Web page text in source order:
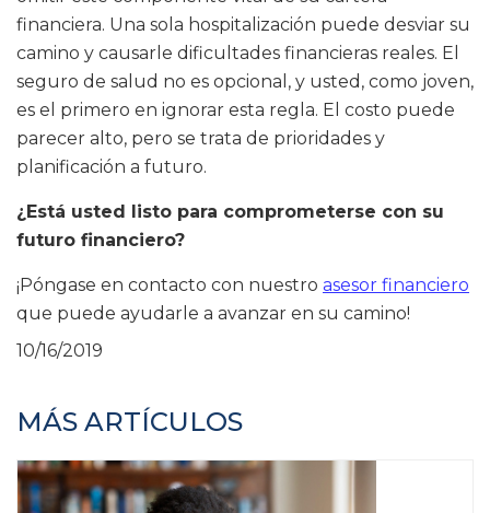
financiera. Una sola hospitalización puede desviar su
camino y causarle dificultades financieras reales. El
seguro de salud no es opcional, y usted, como joven,
es el primero en ignorar esta regla. El costo puede
parecer alto, pero se trata de prioridades y
planificación a futuro.
¿Está usted listo para comprometerse con su
futuro financiero?
¡Póngase en contacto con nuestro asesor financiero
que puede ayudarle a avanzar en su camino!
10/16/2019
MÁS ARTÍCULOS